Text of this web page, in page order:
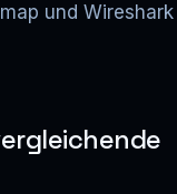
und Wireshark